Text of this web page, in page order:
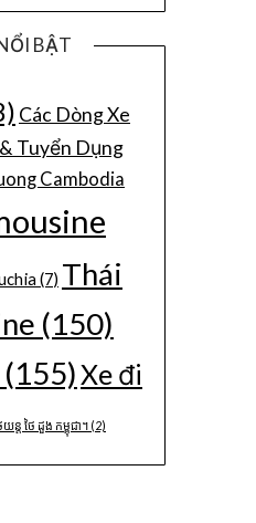
BẬT
Các Dòng Xe
Tuyển Dụng
Cambodia
(7) Thái
(150)
(155)Xe đi
យន្ត ថៃ ដួង កម្ពុជា។(2)